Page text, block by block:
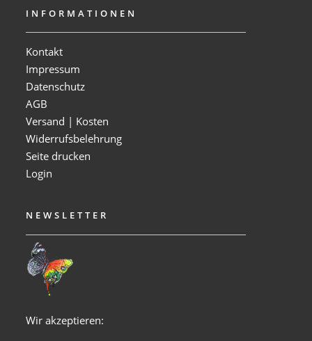
INFORMATIONEN
Kontakt
Impressum
Datenschutz
AGB
Versand | Kosten
Widerrufsbelehrung
Seite drucken
Login
NEWSLETTER
Wir akzeptieren: